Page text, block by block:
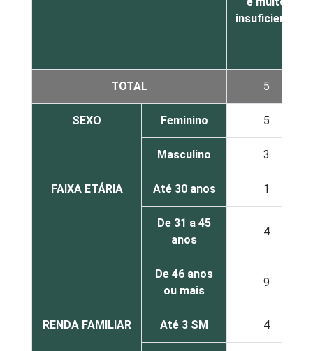
insuficiente
TOTAL 5
SEXO Feminino 5
Masculino 3
FAIXA ETÁRIA Até 30 anos 1
De 31 a 45
anos
4
De 46 anos
ou mais
9
RENDA FAMILIAR Até 3 SM 4